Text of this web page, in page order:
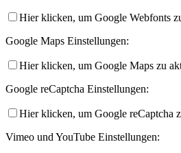
Hier klicken, um Google Webfonts
Google Maps Einstellungen:
Hier klicken, um Google Maps zu
Google reCaptcha Einstellungen:
Hier klicken, um Google reCaptcha
Vimeo und YouTube Einstellungen: